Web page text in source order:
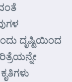
ದೃಷ್ಟಿಯಿಂದ